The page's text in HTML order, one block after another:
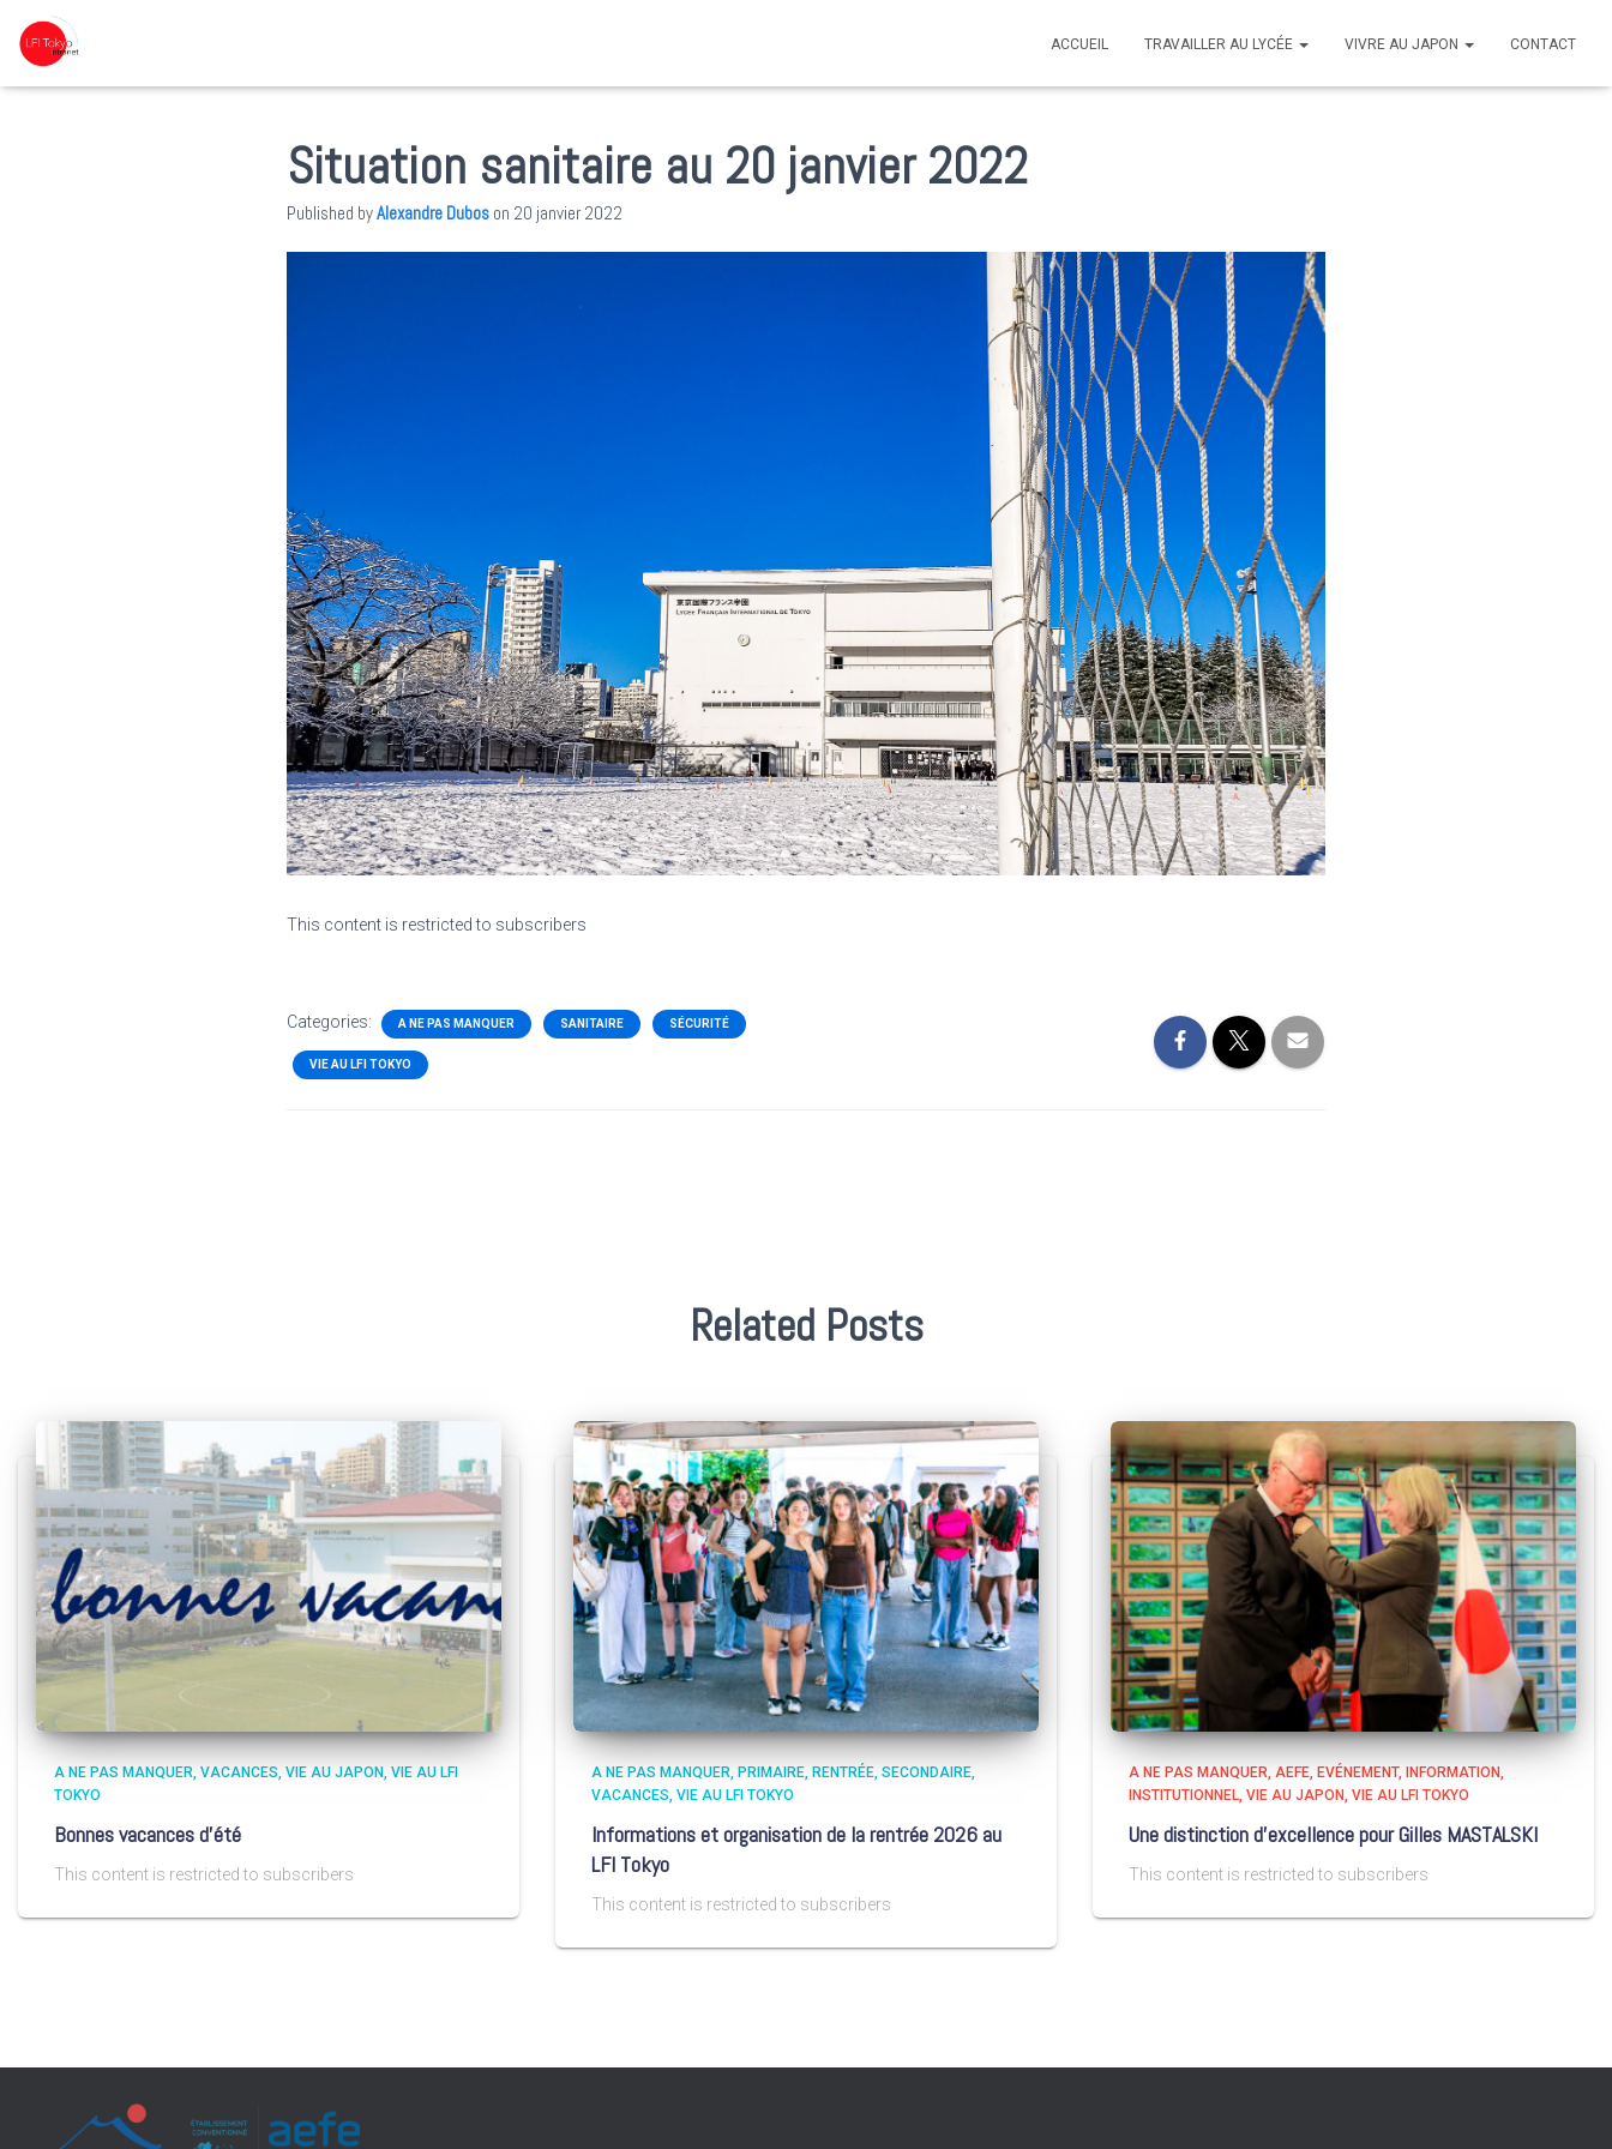
ACCUEIL TRAVAILLER AU LYCÉE VIVRE AU JAPON CONTACT
Situation sanitaire au 20 janvier 2022
Published byAlexandre Dubos on 20 janvier 2022
This content is restricted to subscribers
Categories: A NE PAS MANQUER SANITAIRE SÉCURITÉ
VIE AU LFI TOKYO
Related Posts
A NE PAS MANQUER VACANCES VIE AU JAPON VIE AU LFI
TOKYO
Bonnes vacances d’été
This content is restricted to subscribers
A NE PAS MANQUER PRIMAIRE RENTRÉE SECONDAIRE
VACANCES VIE AU LFI TOKYO
Informations et organisation de la rentrée 2026 au
LFI Tokyo
This content is restricted to subscribers
A NE PAS MANQUER AEFE EVÉNEMENT INFORMATION
INSTITUTIONNEL VIE AU JAPON VIE AU LFI TOKYO
Une distinction d’excellence pour Gilles MASTALSKI
This content is restricted to subscribers